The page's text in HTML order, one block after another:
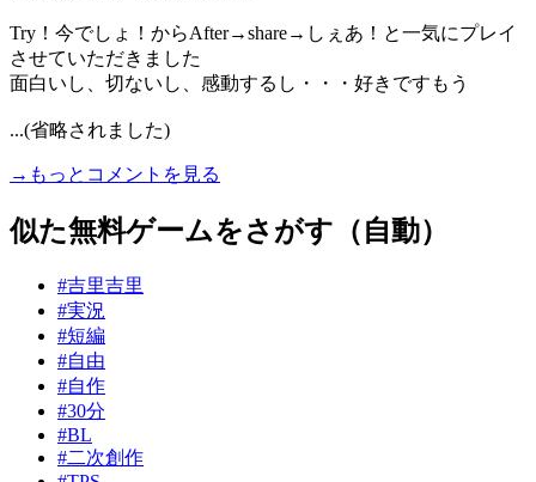
Try！今でしょ！からAfter→share→しぇあ！と一気にプレイ
させていただきました
面白いし、切ないし、感動するし・・・好きですもう
...(省略されました)
→もっとコメントを見る
似た無料ゲームをさがす（自動）
#吉里吉里
#実況
#短編
#自由
#自作
#30分
#BL
#二次創作